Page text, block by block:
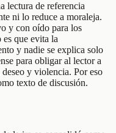
lectura de referencia
ni lo reduce a moraleja.
y con oído para los
que evita la
y nadie se explica solo
para obligar al lector a
y violencia. Por eso
texto de discusión.